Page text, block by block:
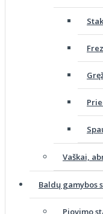
Vaškai,
Baldų gamybos
Pjovimo